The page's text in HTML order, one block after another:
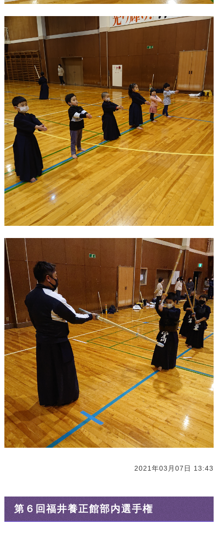
2021年03月07日 13:43
第６回福井養正館部内選手権